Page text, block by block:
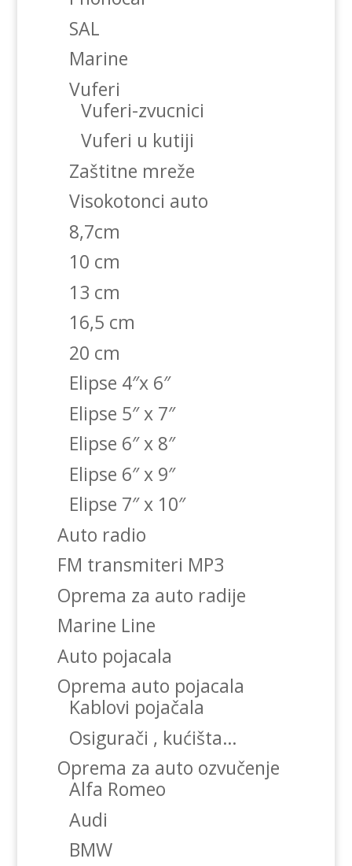
SAL
Marine
Vuferi
Vuferi-zvucnici
Vuferi u kutiji
Zaštitne mreže
Visokotonci auto
8,7cm
10 cm
13 cm
16,5 cm
20 cm
Elipse 4″x 6″
Elipse 5″ x 7″
Elipse 6″ x 8″
Elipse 6″ x 9″
Elipse 7″ x 10″
Auto radio
FM transmiteri MP3
Oprema za auto radije
Marine Line
Auto pojacala
Oprema auto pojacala
Kablovi pojačala
Osigurači , kućišta…
Oprema za auto ozvučenje
Alfa Romeo
Audi
BMW